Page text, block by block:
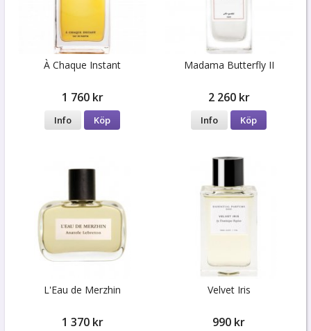
À Сhaque Instant
1 760 kr
Info Köp
Madama Butterfly II
2 260 kr
Info Köp
L'Eau de Merzhin
1 370 kr
Velvet Iris
990 kr